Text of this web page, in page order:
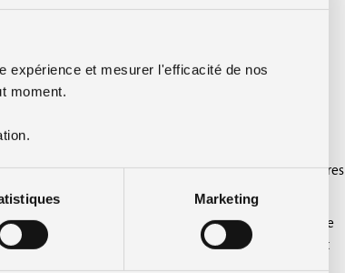
expérience et mesurer l'efficacité de nos
moment.
Marketing
effet, vous devez attendre entre deux et trois mois,
voiture en stock !
haut de gamme avec un moteur électrique. Par
pouvez pas l’acheter au comptant, les concessionnaires
un crédit auto afin de financer l’achat de votre voiture
à un crédit perso. Les concessions proposent